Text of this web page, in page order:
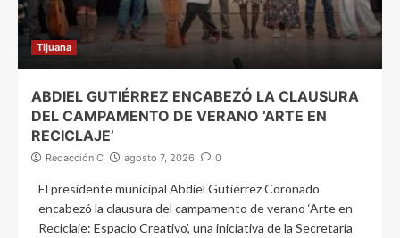
Tijuana
ABDIEL GUTIÉRREZ ENCABEZÓ LA CLAUSURA
DEL CAMPAMENTO DE VERANO ‘ARTE EN
RECICLAJE’
Redacción C agosto 7, 2026 0
El presidente municipal Abdiel Gutiérrez Coronado
encabezó la clausura del campamento de verano ‘Arte en
Reciclaje: Espacio Creativo’, una iniciativa de la Secretaría